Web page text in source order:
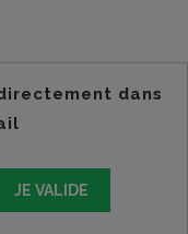
dans
JE VALIDE